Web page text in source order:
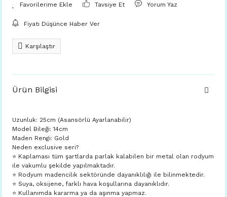
Tavsiye Et Yorum Yaz
Fiyatı Düşünce Haber Ver
Karşılaştır
Ürün Bilgisi
Uzunluk: 25cm (Asansörlü Ayarlanabilir)
Model Bileği: 14cm
Maden Rengi: Gold
Neden exclusive seri?
⭐️ Kaplaması tüm şartlarda parlak kalabilen bir metal olan rodyum
ile vakumlu şekilde yapılmaktadır.
⭐️ Rodyum madencilik sektöründe dayanıklılığı ile bilinmektedir.
⭐️ Suya, oksijene, farklı hava koşullarına dayanıklıdır.
⭐️ Kullanımda kararma ya da aşınma yapmaz.